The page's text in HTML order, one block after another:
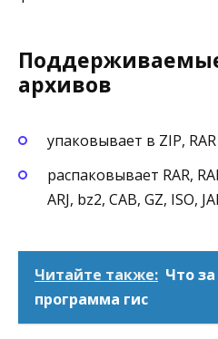
архивов
упаковывает в ZIP, RAR
распаковывает RAR,
ARJ, bz2, CAB, GZ, ISO,
Читайте также: Что за
программа гис